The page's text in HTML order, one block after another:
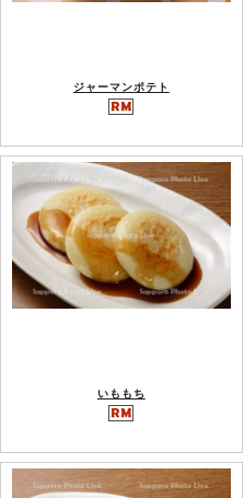
ジャーマンポテト
いももち